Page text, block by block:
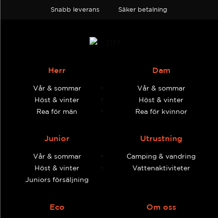
Snabb leverans Säker betalning
Herr
Vår & sommar
Höst & vinter
Rea för män
Dam
Vår & sommar
Höst & vinter
Rea för kvinnor
Junior
Vår & sommar
Höst & vinter
Juniors försäljning
Utrustning
Camping & vandring
Vattenaktiviteter
Eco Om oss